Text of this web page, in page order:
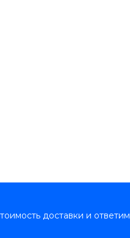
доставки и ответим